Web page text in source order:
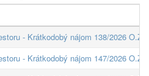
- Krátkodobý nájom 138/2026 O.Z.
- Krátkodobý nájom 147/2026 O.Z.